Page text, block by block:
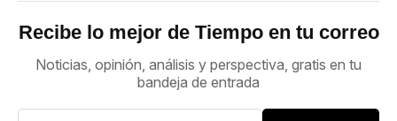
Recibe lo mejor de Tiempo en tu correo
Noticias, opinión, análisis y perspectiva, gratis en tu
bandeja de entrada